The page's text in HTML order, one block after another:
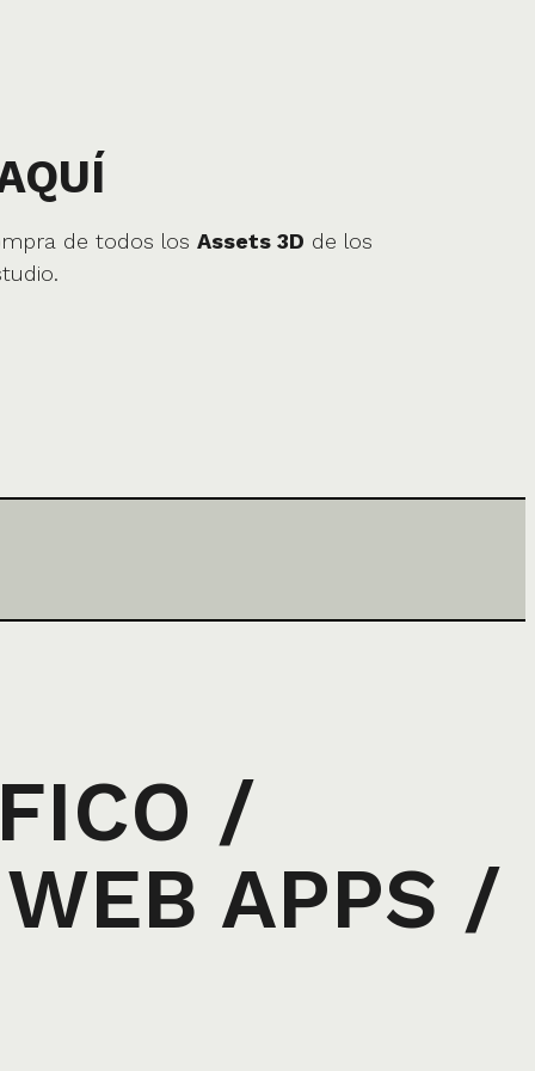
de todos los Assets 3D de los
/
APPS /